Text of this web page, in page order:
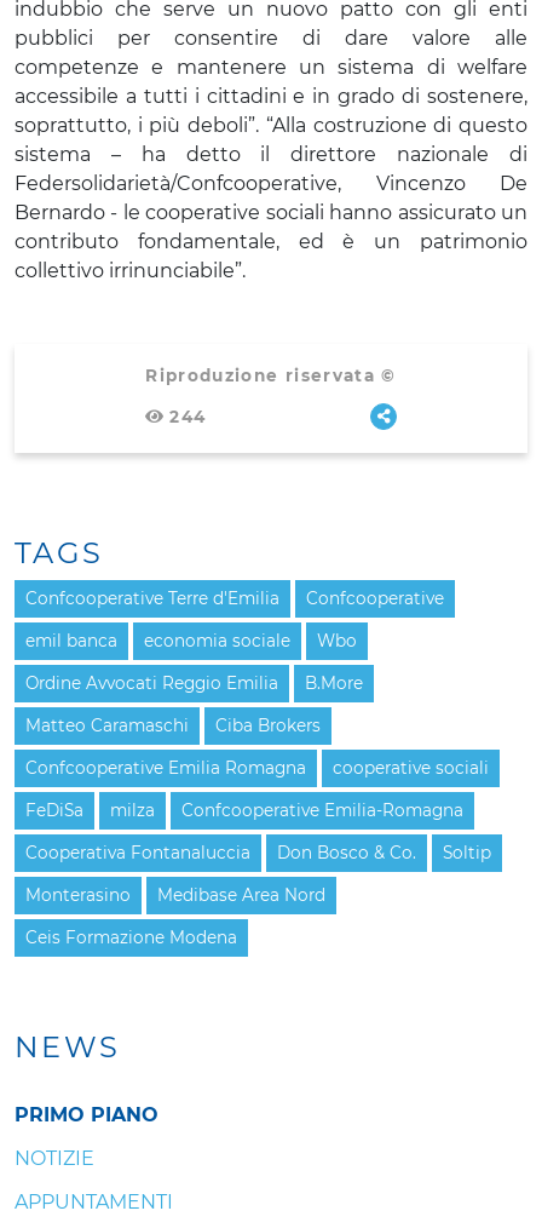
indubbio che serve un nuovo patto con gli enti
pubblici per consentire di dare valore alle
competenze e mantenere un sistema di welfare
accessibile a tutti i cittadini e in grado di sostenere,
soprattutto, i più deboli”. “Alla costruzione di questo
sistema – ha detto il direttore nazionale di
Federsolidarietà/Confcooperative, Vincenzo De
Bernardo - le cooperative sociali hanno assicurato un
contributo fondamentale, ed è un patrimonio
collettivo irrinunciabile”.
Riproduzione riservata ©
244
NEWS
PRIMO PIANO
NOTIZIE
APPUNTAMENTI
TAGS
Confcooperative Terre d'Emilia Confcooperative
emil banca economia sociale Wbo
Ordine Avvocati Reggio Emilia B.More
Matteo Caramaschi Ciba Brokers
Confcooperative Emilia Romagna cooperative sociali
FeDiSa milza Confcooperative Emilia-Romagna
Cooperativa Fontanaluccia Don Bosco & Co. Soltip
Monterasino Medibase Area Nord
Ceis Formazione Modena